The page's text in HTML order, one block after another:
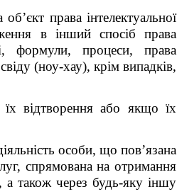
права інтелектуальної
в інший спосіб права
формули, процеси, права
(ноу-хау), крім випадків,
відтворення або якщо їх
особи, що пов’язана
спрямована на отримання
а також через будь-яку іншу